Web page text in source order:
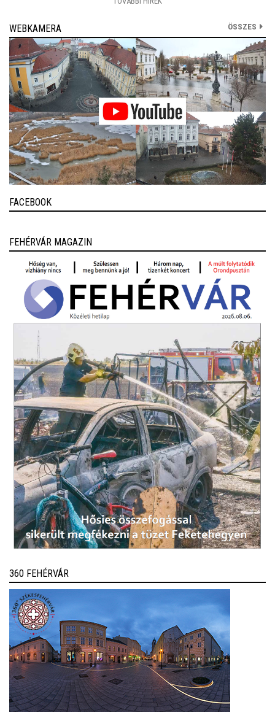
WEBKAMERA ÖSSZES
FACEBOOK
FEHÉRVÁR MAGAZIN
360 FEHÉRVÁR